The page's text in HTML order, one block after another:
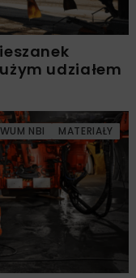
udziałem
NBI MATERIAŁY